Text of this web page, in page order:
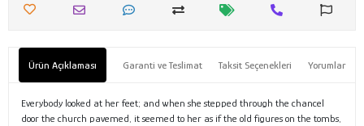
Ürün Açıklaması Garanti ve Teslimat Taksit Seçenekleri Yorumlar
Everybody looked at her feet; and when she stepped through the chancel
door the church pavemed, it seemed to her as if the old figures on the tombs,